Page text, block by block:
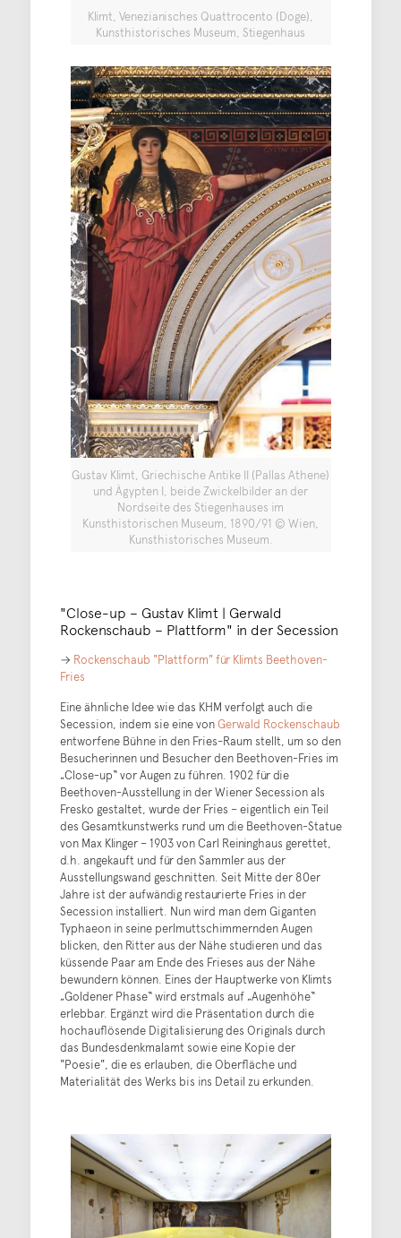
Klimt, Venezianisches Quattrocento (Doge),
Kunsthistorisches Museum, Stiegenhaus
Gustav Klimt, Griechische Antike II (Pallas Athene)
und Ägypten I, beide Zwickelbilder an der
Nordseite des Stiegenhauses im
Kunsthistorischen Museum, 1890/91 © Wien,
Kunsthistorisches Museum.
"Close-up – Gustav Klimt | Gerwald
Rockenschaub – Plattform" in der Secession
→ Rockenschaub "Plattform" für Klimts Beethoven-
Fries
Eine ähnliche Idee wie das KHM verfolgt auch die
Secession, indem sie eine vonGerwald Rockenschaub
entworfene Bühne in den Fries-Raum stellt, um so den
Besucherinnen und Besucher den Beethoven-Fries im
„Close-up“ vor Augen zu führen. 1902 für die
Beethoven-Ausstellung in der Wiener Secession als
Fresko gestaltet, wurde der Fries – eigentlich ein Teil
des Gesamtkunstwerks rund um die Beethoven-Statue
von Max Klinger – 1903 von Carl Reininghaus gerettet,
d.h. angekauft und für den Sammler aus der
Ausstellungswand geschnitten. Seit Mitte der 80er
Jahre ist der aufwändig restaurierte Fries in der
Secession installiert. Nun wird man dem Giganten
Typhaeon in seine perlmuttschimmernden Augen
blicken, den Ritter aus der Nähe studieren und das
küssende Paar am Ende des Frieses aus der Nähe
bewundern können. Eines der Hauptwerke von Klimts
„Goldener Phase“ wird erstmals auf „Augenhöhe“
erlebbar. Ergänzt wird die Präsentation durch die
hochauflösende Digitalisierung des Originals durch
das Bundesdenkmalamt sowie eine Kopie der
"Poesie", die es erlauben, die Oberfläche und
Materialität des Werks bis ins Detail zu erkunden.